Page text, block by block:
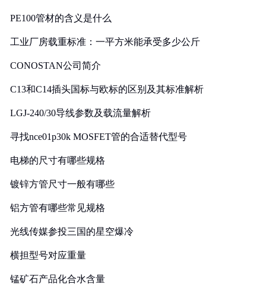
PE100管材的含义是什么
工业厂房载重标准：一平方米能承受多少公斤
CONOSTAN公司简介
C13和C14插头国标与欧标的区别及其标准解析
LGJ-240/30导线参数及载流量解析
寻找nce01p30k MOSFET管的合适替代型号
电梯的尺寸有哪些规格
镀锌方管尺寸一般有哪些
铝方管有哪些常见规格
光线传媒参投三国的星空爆冷
横担型号对应重量
锰矿石产品化合水含量